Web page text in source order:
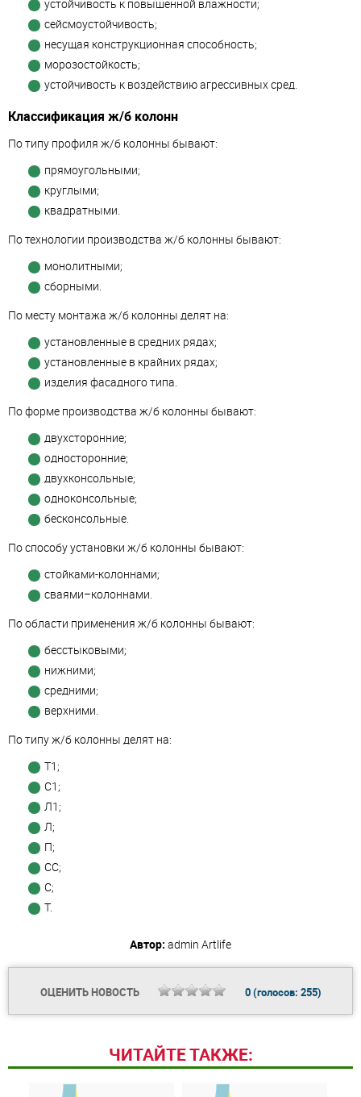
устойчивость к повышенной влажности;
сейсмоустойчивость;
несущая конструкционная способность;
морозостойкость;
устойчивость к воздействию агрессивных сред.
Классификация ж/б колонн
По типу профиля ж/б колонны бывают:
прямоугольными;
круглыми;
квадратными.
По технологии производства ж/б колонны бывают:
монолитными;
сборными.
По месту монтажа ж/б колонны делят на:
установленные в средних рядах;
установленные в крайних рядах;
изделия фасадного типа.
По форме производства ж/б колонны бывают:
двухсторонние;
односторонние;
двухконсольные;
одноконсольные;
бесконсольные.
По способу установки ж/б колонны бывают:
стойками-колоннами;
сваями–колоннами.
По области применения ж/б колонны бывают:
бесстыковыми;
нижними;
средними;
верхними.
По типу ж/б колонны делят на:
Т1;
С1;
Л1;
Л;
П;
СС;
С;
Т.
Автор: admin Artlife
ОЦЕНИТЬ НОВОСТЬ 0(голосов: 255)
ЧИТАЙТЕ ТАКЖЕ: